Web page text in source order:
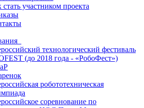
стать участником проекта
технологический фестиваль
(до 2018 года - «РобоФест»)
робототехническая
соревнование по